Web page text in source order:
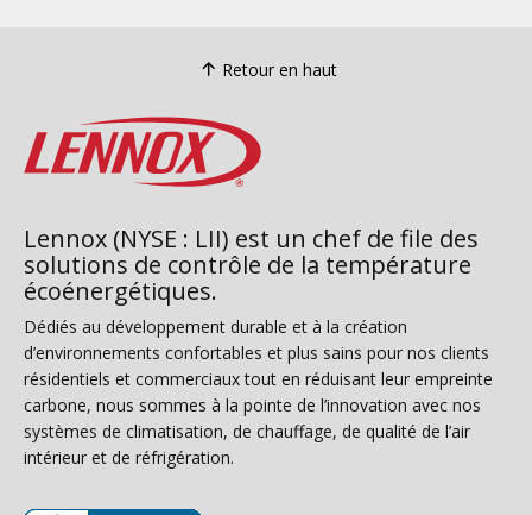
Retour en haut
Lennox (NYSE : LII) est un chef de file des
solutions de contrôle de la température
écoénergétiques.
Dédiés au développement durable et à la création
d’environnements confortables et plus sains pour nos clients
résidentiels et commerciaux tout en réduisant leur empreinte
carbone, nous sommes à la pointe de l’innovation avec nos
systèmes de climatisation, de chauffage, de qualité de l’air
intérieur et de réfrigération.